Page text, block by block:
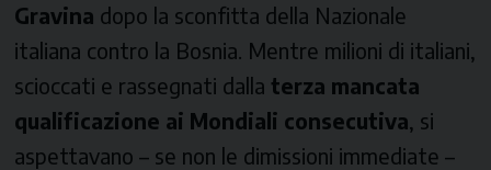
Gravina dopo la sconfitta della Nazionale
italiana contro la Bosnia. Mentre milioni di italiani,
scioccati e rassegnati dalla terza mancata
qualificazione ai Mondiali consecutiva, si
aspettavano – se non le dimissioni immediate –